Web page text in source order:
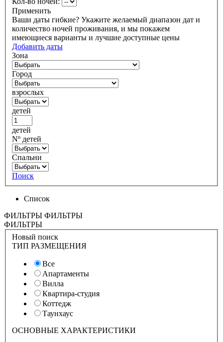
Применить
Ваши даты гибкие? Укажите желаемый диапазон дат и
количество ночей проживания, и мы покажем
имеющиеся варианты и лучшие доступные цены
Добавить даты
Зона
Город
взрослых
детей
детей
Nº детей
Спальни
Поиск
Список
ФИЛЬТРЫ ФИЛЬТРЫ
ФИЛЬТРЫ
Новый поиск
ТИП РАЗМЕЩЕНИЯ
Все
Апартаменты
Вилла
Квартира-студия
Коттедж
Таунхаус
ОСНОВНЫЕ ХАРАКТЕРИСТИКИ